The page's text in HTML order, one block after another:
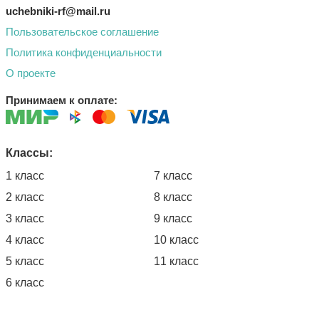
uchebniki-rf@mail.ru
Пользовательское соглашение
Политика конфиденциальности
О проекте
Принимаем к оплате:
Классы:
1 класс
2 класс
3 класс
4 класс
5 класс
6 класс
7 класс
8 класс
9 класс
10 класс
11 класс